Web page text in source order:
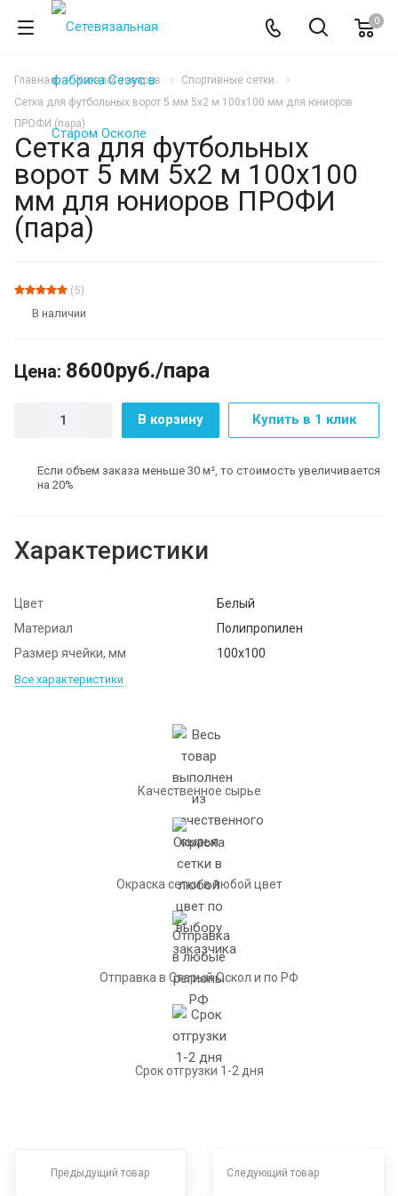
0
Главная Каталог товаров
Спортивные сетки
Сетка для футбольных ворот 5 мм 5х2 м 100х100 мм для юниоров
ПРОФИ (пара)
Сетка для футбольных
ворот 5 мм 5х2 м 100х100
мм для юниоров ПРОФИ
(пара)
(5)
В наличии
Цена: 8600руб./пара
В корзину Купить в 1 клик
Если объем заказа меньше 30 м², то стоимость увеличивается
на 20%
Характеристики
Цвет
Белый
Материал
Полипропилен
Размер ячейки, мм
100х100
Все характеристики
Качественное сырье
Окраска сетки в любой цвет
Отправка в Старый Оскол и по РФ
Срок отгрузки 1-2 дня
Предыдущий товар Следующий товар